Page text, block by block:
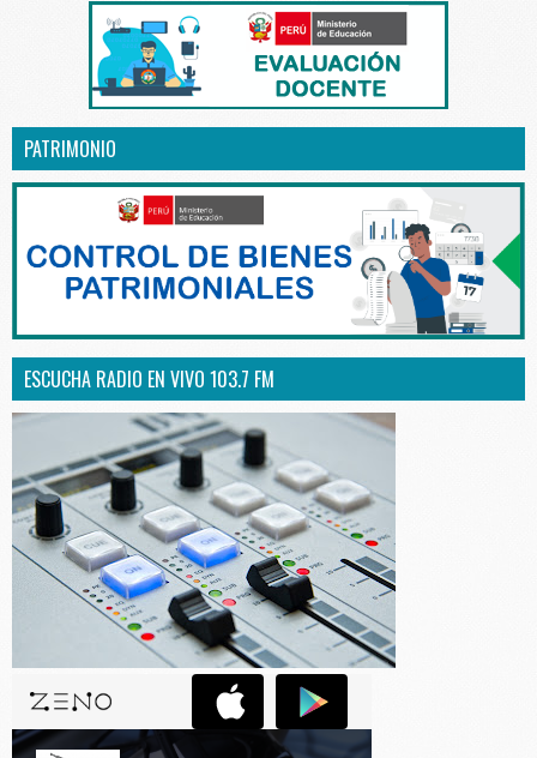
PATRIMONIO
ESCUCHA RADIO EN VIVO 103.7 FM